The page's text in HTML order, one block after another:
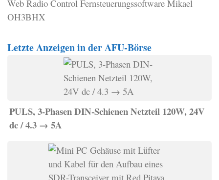
Web Radio Control Fernsteuerungssoftware Mikael
OH3BHX
Letzte Anzeigen in der AFU-Börse
PULS, 3-Phasen DIN-Schienen Netzteil 120W, 24V
dc / 4.3 → 5A